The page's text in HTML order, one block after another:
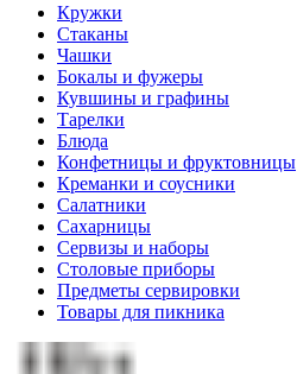
Кружки
Стаканы
Чашки
Бокалы и фужеры
Кувшины и графины
Тарелки
Блюда
Конфетницы и фруктовницы
Креманки и соусники
Салатники
Сахарницы
Сервизы и наборы
Столовые приборы
Предметы сервировки
Товары для пикника